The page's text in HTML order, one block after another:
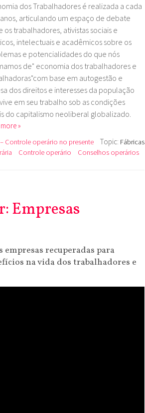
dos Trabalhadores é realizada a cada
articulando um espaço de debate
os trabalhadores, ativistas sociais e
intelectuais e acadêmicos sobre os
e potencialidades do que nós
de" economia dos trabalhadores e
base em autogestão e
dos direitos e interesses da população
em seu trabalho sob as condições
do capitalismo neoliberal globalizado.
»
– Controle operário no presente Topic: Fábricas
Controle operário Conselhos operários
Empresas
recuperadas para
na vida dos trabalhadores e